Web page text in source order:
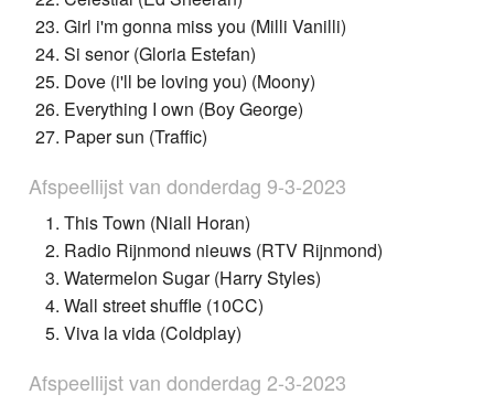
Girl i'm gonna miss you (Milli Vanilli)
Si senor (Gloria Estefan)
Dove (i'll be loving you) (Moony)
Everything I own (Boy George)
Paper sun (Traffic)
Afspeellijst van donderdag 9-3-2023
This Town (Niall Horan)
Radio Rijnmond nieuws (RTV Rijnmond)
Watermelon Sugar (Harry Styles)
Wall street shuffle (10CC)
Viva la vida (Coldplay)
Afspeellijst van donderdag 2-3-2023